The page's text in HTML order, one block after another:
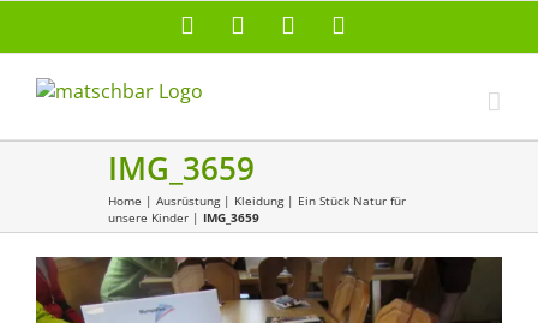
Facebook Instagram
IMG_3659
Home | Ausrüstung| Kleidung| Ein Stück Natur für
unsere Kinder | IMG_3659